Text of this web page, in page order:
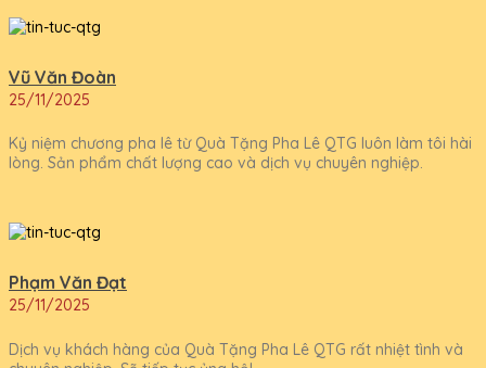
Vũ Văn Đoàn
25/11/2025
Kỷ niệm chương pha lê từ Quà Tặng Pha Lê QTG luôn làm tôi hài
lòng. Sản phẩm chất lượng cao và dịch vụ chuyên nghiệp.
Phạm Văn Đạt
25/11/2025
Dịch vụ khách hàng của Quà Tặng Pha Lê QTG rất nhiệt tình và